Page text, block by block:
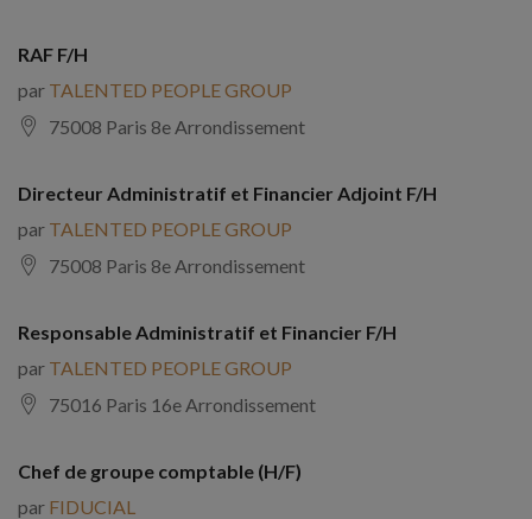
RAF F/H
par TALENTED PEOPLE GROUP
75008 Paris 8e Arrondissement
Directeur Administratif et Financier Adjoint F/H
par TALENTED PEOPLE GROUP
75008 Paris 8e Arrondissement
Responsable Administratif et Financier F/H
par TALENTED PEOPLE GROUP
75016 Paris 16e Arrondissement
Chef de groupe comptable (H/F)
par FIDUCIAL